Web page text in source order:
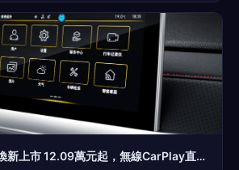
“國民家轎”新朗逸煥新上市 12.09萬元起，無線CarPlay直擊年輕心率